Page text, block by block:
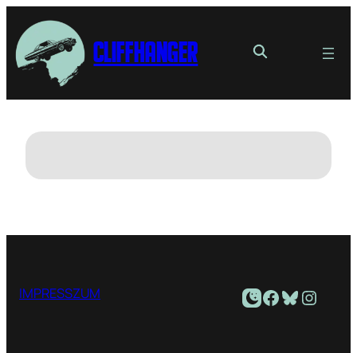
Cliffhanger
IMPRESSZUM Facebook Bluesky Instagram